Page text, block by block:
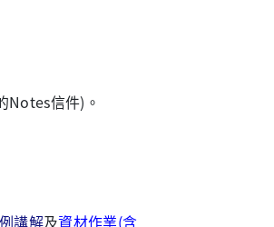
Notes信件)。
講解及資材作業(含